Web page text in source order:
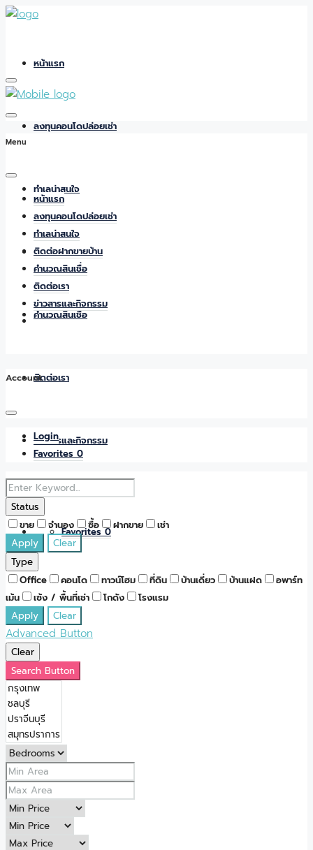
หน้าแรก
ลงทุนคอนโดปล่อยเช่า
ทำเลน่าสนใจ
ติดต่อฝากขายบ้าน
คำนวณสินเชื่อ
ติดต่อเรา
ข่าวสารและกิจกรรม
Favorites0
Menu
หน้าแรก
ลงทุนคอนโดปล่อยเช่า
ทำเลน่าสนใจ
ติดต่อฝากขายบ้าน
คำนวณสินเชื่อ
ติดต่อเรา
ข่าวสารและกิจกรรม
Account
Login
Favorites 0
Status
ขาย จำนอง ซื้อ ฝากขาย เช่า
Apply
Clear
Type
Office คอนโด ทาวน์โฮม ที่ดิน บ้านเดี่ยว บ้านแฝด
อพาร์ท
เม้น
เซ้ง / พื้นที่เช่า โกดัง โรงแรม
Apply Clear
Advanced Button
Clear
Search Button